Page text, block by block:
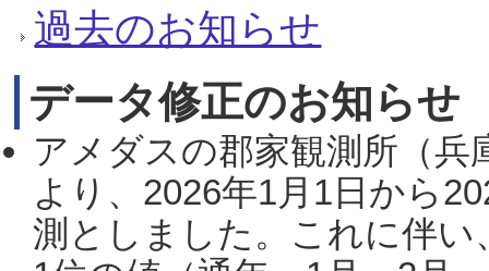
過去のお知らせ
データ修正のお知らせ
アメダスの郡家観測所（
より、2026年1月1日から
測としました。これに伴い